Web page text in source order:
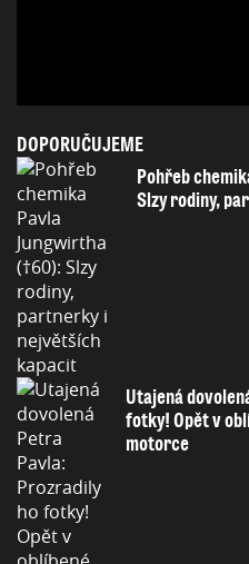
DOPORUČUJEME
Pohřeb
Slzy rodiny,
Utajená
fotky! Opět v
motorce